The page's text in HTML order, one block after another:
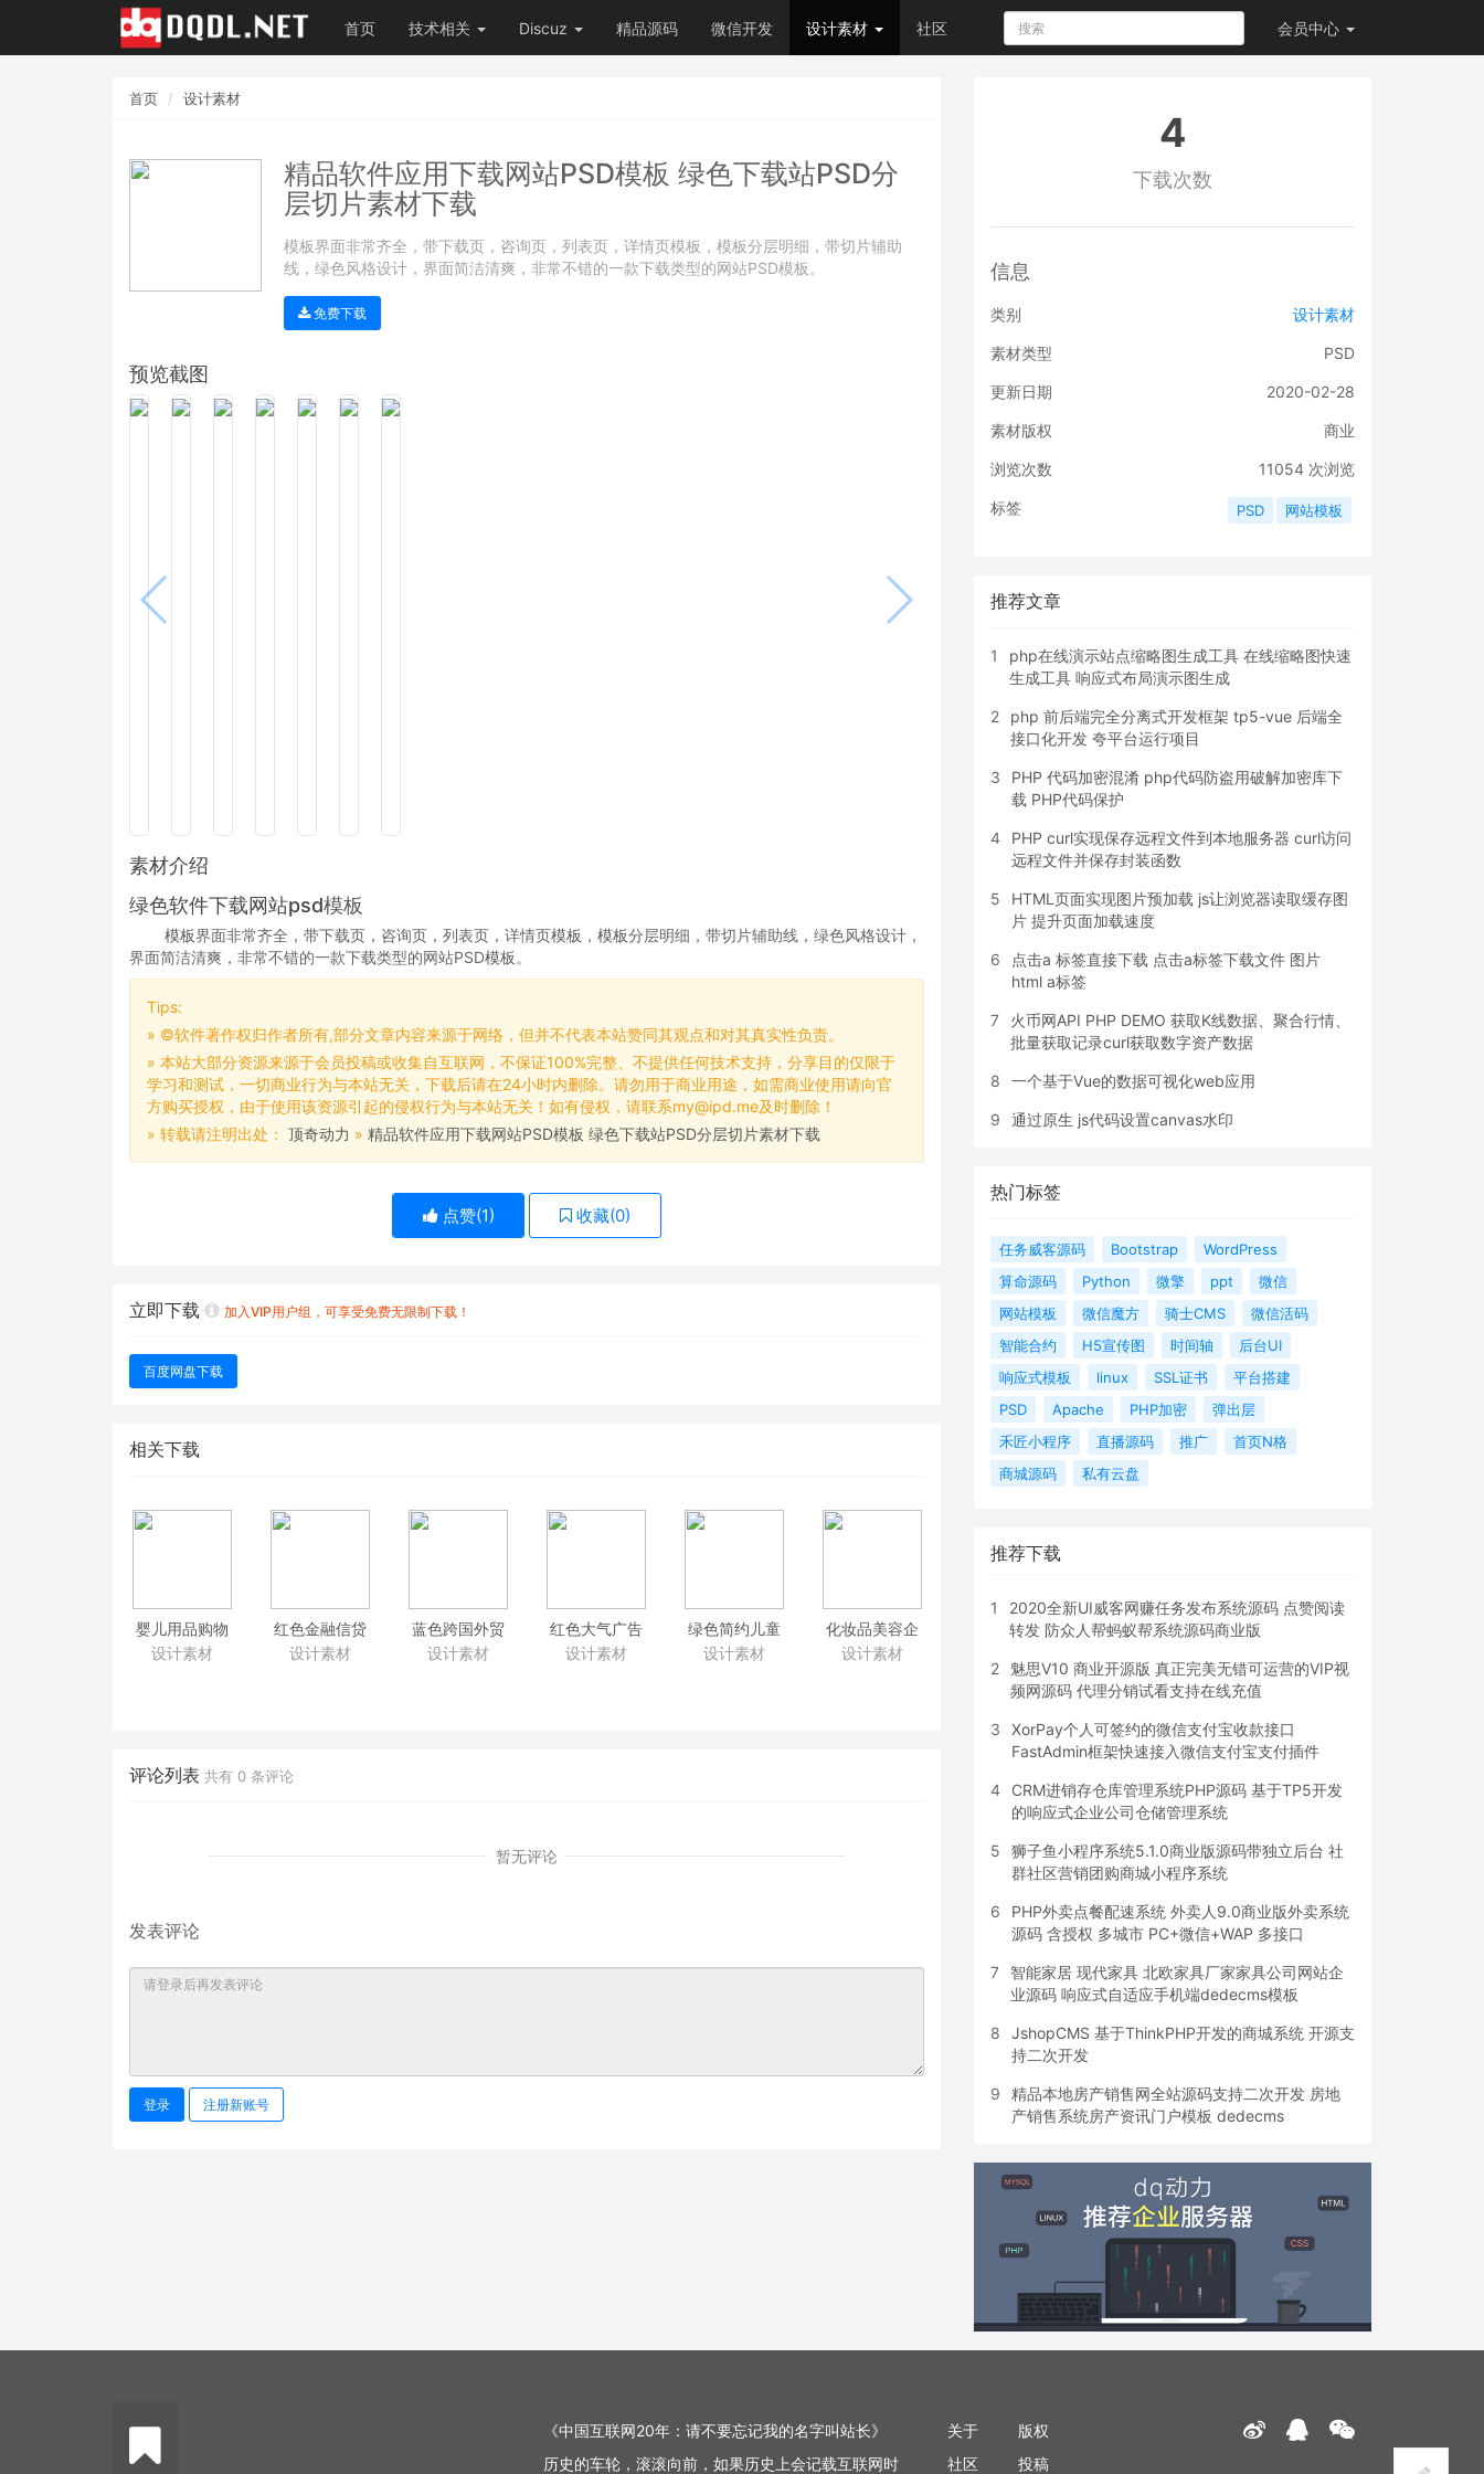
首页 技术相关 Discuz 精品源码 微信开发 设计素材 社区 会员中心
首页 设计素材
精品软件应用下载网站PSD模板 绿色下载站PSD分
层切片素材下载
模板界面非常齐全，带下载页，咨询页，列表页，详情页模板，模板分层明细，带切片辅助
线，绿色风格设计，界面简洁清爽，非常不错的一款下载类型的网站PSD模板。
免费下载
预览截图
素材介绍
绿色软件下载网站psd模板
模板界面非常齐全，带下载页，咨询页，列表页，详情页模板 ， 模板分层明细，带切片辅助线，绿色风格设计，
界面简洁清爽，非常不错的一款下载类型的网站PSD模板 。
Tips:
» ©软件著作权归作者所有,部分文章内容来源于网络，但并不代表本站赞同其观点和对其真实性负责。
» 本站大部分资源来源于会员投稿或收集自互联网，不保证100%完整、不提供任何技术支持，分享目的仅限于
学习和测试，一切商业行为与本站无关，下载后请在24小时内删除。请勿用于商业用途，如需商业使用请向官
方购买授权，由于使用该资源引起的侵权行为与本站无关！如有侵权，请联系my@ipd.me及时删除！
» 转载请注明出处： 顶奇动力 » 精品软件应用下载网站PSD模板 绿色下载站PSD分层切片素材下载
点赞(1) 收藏(0)
立即下载 加入VIP用户组，可享受免费无限制下载！
百度网盘下载
相关下载
婴儿用品购物
网站商城模板
设计素材
红色金融信贷
产品企业门户
设计素材
蓝色跨国外贸
企业网站psd模
设计素材
红色大气广告
营销类企业网
设计素材
绿色简约儿童
早教机构网站
设计素材
化妆品美容企
业网站PSD切
设计素材
评论列表 共有 0 条评论
暂无评论
发表评论
登录 注册新账号
4
下载次数
信息
类别 设计素材
素材类型 PSD
更新日期 2020-02-28
素材版权 商业
浏览次数 11054 次浏览
标签 PSD 网站模板
推荐文章
1
php在线演示站点缩略图生成工具 在线缩略图快速
生成工具 响应式布局演示图生成
2
php 前后端完全分离式开发框架 tp5-vue 后端全
接口化开发 夸平台运行项目
3
PHP 代码加密混淆 php代码防盗用破解加密库下
载 PHP代码保护
4
PHP curl实现保存远程文件到本地服务器 curl访问
远程文件并保存封装函数
5
HTML页面实现图片预加载 js让浏览器读取缓存图
片 提升页面加载速度
6
点击a 标签直接下载 点击a标签下载文件 图片
html a标签
7
火币网API PHP DEMO 获取K线数据、聚合行情、
批量获取记录curl获取数字资产数据
8 一个基于Vue的数据可视化web应用
9 通过原生 js代码设置canvas水印
热门标签
任务威客源码 Bootstrap
WordPress
算命源码
Python 微擎 ppt
微信
网站模板
微信魔方 骑士CMS
微信活码
智能合约
H5宣传图 时间轴
后台UI
响应式模板
linux SSL证书
平台搭建
PSD
Apache PHP加密
弹出层
禾匠小程序
直播源码 推广
首页N格
商城源码
私有云盘
推荐下载
1
2020全新UI威客网赚任务发布系统源码 点赞阅读
转发 防众人帮蚂蚁帮系统源码商业版
2
魅思V10 商业开源版 真正完美无错可运营的VIP视
频网源码 代理分销试看支持在线充值
3
XorPay个人可签约的微信支付宝收款接口
FastAdmin框架快速接入微信支付宝支付插件
4
CRM进销存仓库管理系统PHP源码 基于TP5开发
的响应式企业公司仓储管理系统
5
狮子鱼小程序系统5.1.0商业版源码带独立后台 社
群社区营销团购商城小程序系统
6
PHP外卖点餐配速系统 外卖人9.0商业版外卖系统
源码 含授权 多城市 PC+微信+WAP 多接口
7
智能家居 现代家具 北欧家具厂家家具公司网站企
业源码 响应式自适应手机端dedecms模板
8
JshopCMS 基于ThinkPHP开发的商城系统 开源支
持二次开发
9
精品本地房产销售网全站源码支持二次开发 房地
产销售系统房产资讯门户模板 dedecms
《中国互联网20年：请不要忘记我的名字叫站长》
历史的车轮，滚滚向前，如果历史上会记载互联网时
关于
社区
版权
投稿